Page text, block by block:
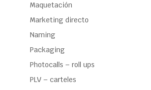
Maquetación
Marketing directo
Naming
Packaging
Photocalls – roll ups
PLV – carteles